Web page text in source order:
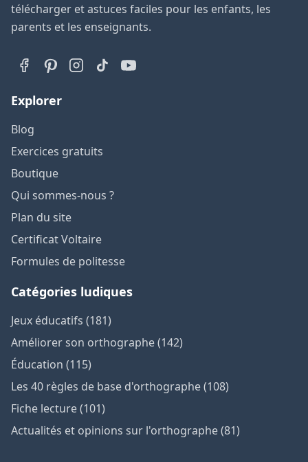
télécharger et astuces faciles pour les enfants, les
parents et les enseignants.
Explorer
Blog
Exercices gratuits
Boutique
Qui sommes-nous ?
Plan du site
Certificat Voltaire
Formules de politesse
Catégories ludiques
Jeux éducatifs (181)
Améliorer son orthographe (142)
Éducation (115)
Les 40 règles de base d'orthographe (108)
Fiche lecture (101)
Actualités et opinions sur l'orthographe (81)